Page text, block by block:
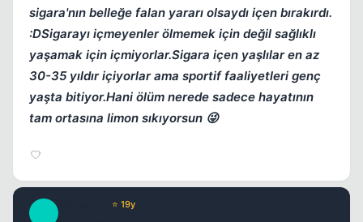
sigara'nın belleğe falan yararı olsaydı içen bırakırdı.
:DSigarayı içmeyenler ölmemek için değil sağlıklı
yaşamak için içmiyorlar.Sigara içen yaşlılar en az
30-35 yıldır içiyorlar ama sportif faaliyetleri genç
yaşta bitiyor.Hani ölüm nerede sadece hayatının
tam ortasına limon sıkıyorsun 😜
⭐ 19y